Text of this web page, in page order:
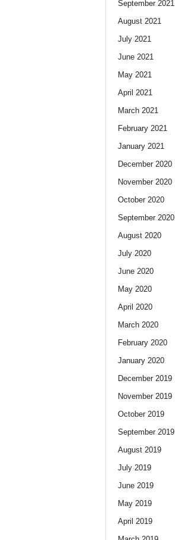
September 2021
August 2021
July 2021
June 2021
May 2021
April 2021
March 2021
February 2021
January 2021
December 2020
November 2020
October 2020
September 2020
August 2020
July 2020
June 2020
May 2020
April 2020
March 2020
February 2020
January 2020
December 2019
November 2019
October 2019
September 2019
August 2019
July 2019
June 2019
May 2019
April 2019